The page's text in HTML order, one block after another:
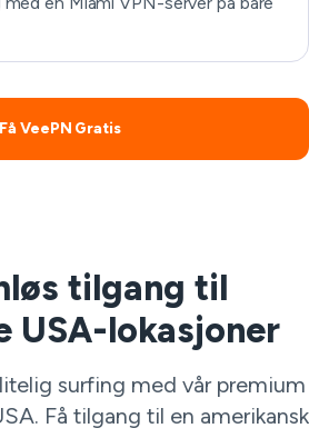
Få VeePN Gratis
tilgang til
USA-lokasjoner
surfing med vår premium
Få tilgang til en amerikansk